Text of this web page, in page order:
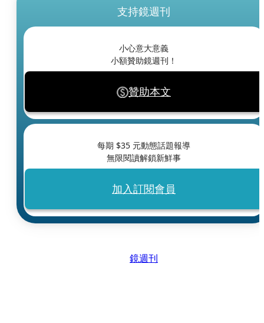
支持鏡週刊
小心意大意義
小額贊助鏡週刊！
贊助本文
每期 $35 元動態話題報導
無限閱讀解鎖新鮮事
加入訂閱會員
鏡週刊